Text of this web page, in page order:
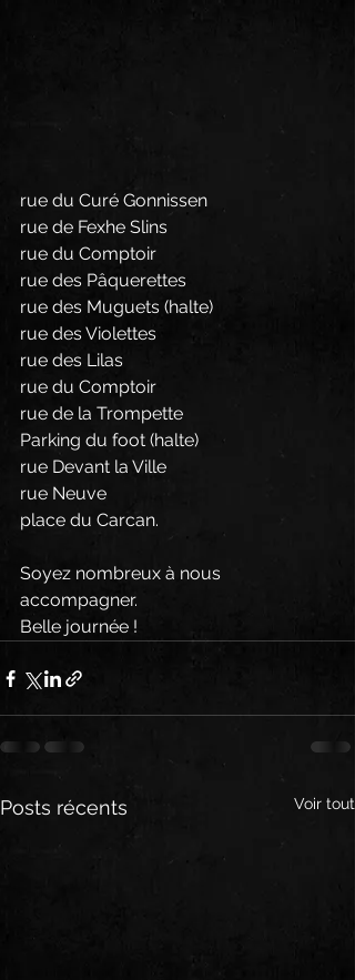
rue du Curé Gonnissen
rue de Fexhe Slins
rue du Comptoir
rue des Pâquerettes
rue des Muguets (halte)
rue des Violettes
rue des Lilas
rue du Comptoir
rue de la Trompette
Parking du foot (halte)
rue Devant la Ville
rue Neuve
place du Carcan.
Soyez nombreux à nous
accompagner.
Belle journée !
Posts récents Voir tout